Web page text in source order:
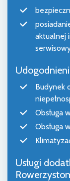
aktualnej
Budynek
Obsługa
Obsługa
Usługi